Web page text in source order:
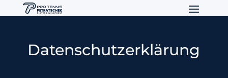
Datenschutzerklärung